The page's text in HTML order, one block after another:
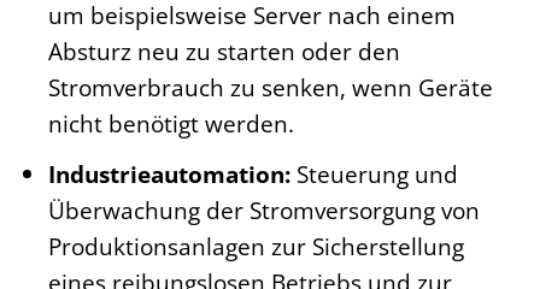
um beispielsweise Server nach einem
Absturz neu zu starten oder den
Stromverbrauch zu senken, wenn Geräte
nicht benötigt werden.
Industrieautomation:Steuerung und
Überwachung der Stromversorgung von
Produktionsanlagen zur Sicherstellung
eines reibungslosen Betriebs und zur